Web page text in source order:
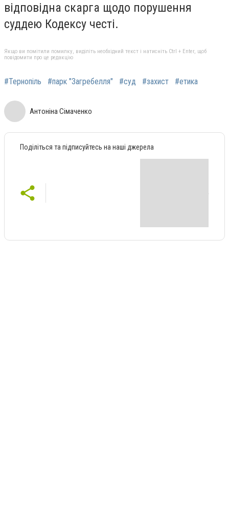
відповідна скарга щодо порушення
суддею Кодексу честі.
Якщо ви помітили помилку, виділіть необхідний текст і натисніть Ctrl + Enter, щоб
повідомити про це редакцію
#Тернопіль #парк "Загребелля" #суд #захист #етика
Антоніна Сімаченко
Поділіться та підписуйтесь на наші джерела